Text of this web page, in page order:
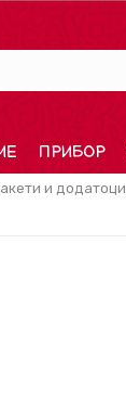
ПРИБОР
и додатоци